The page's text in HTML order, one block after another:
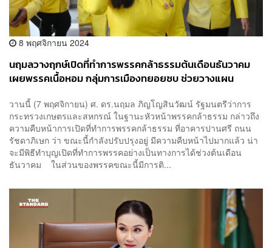
8 พฤศจิกายน 2024
นฤมลวางฤกษ์เปิดที่ทำการพรรคกล้าธรรมต้นเดือนธันวาคม
เผยพรรคเนื้อหอม กลุ่มการเมืองทยอยซบ ช่วยวางแผน
วานนี้ (7 พฤศจิกายน) ศ. ดร.นฤมล ภิญโญสินวัฒน์ รัฐมนตรีว่าการ
กระทรวงเกษตรและสหกรณ์ ในฐานะหัวหน้าพรรคกล้าธรรม กล่าวถึง
ความคืบหน้าการเปิดที่ทำการพรรคกล้าธรรม ที่อาคารปานศรี ถนน
รัชดาภิเษก ว่า ขณะนี้กำลังปรับปรุงอยู่ มีความคืบหน้าไปมากแล้ว น่า
จะมีพิธีทำบุญเปิดที่ทำการพรรคอย่างเป็นทางการได้ช่วงต้นเดือน
ธันวาคม ในส่วนของพรรคขณะนี้มีการติ...